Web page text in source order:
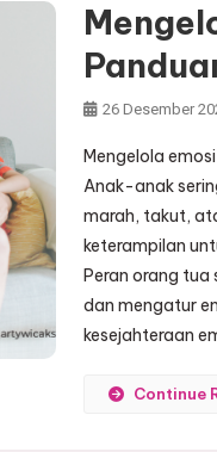
26 Desember
Mengelola
Anak-anak
marah, takut,
keterampilan
Peran orang
dan mengatur
kesejahteraan
Continue